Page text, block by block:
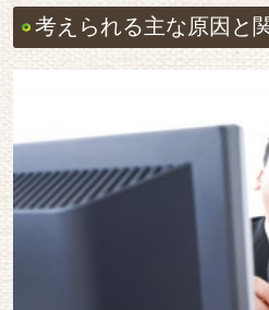
考えられる主な原因と